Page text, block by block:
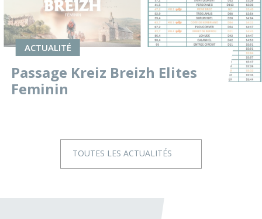
ACTUALITÉ
Passage Kreiz Breizh Elites
Feminin
TOUTES LES ACTUALITÉS